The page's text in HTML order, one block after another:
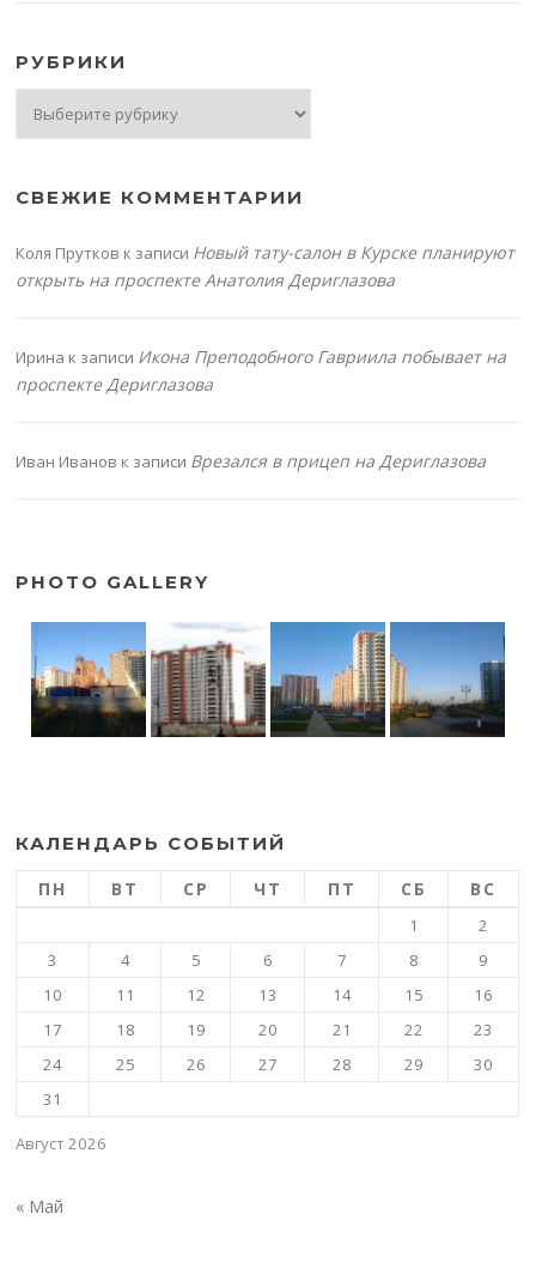
РУБРИКИ
СВЕЖИЕ КОММЕНТАРИИ
Коля Прутков к записи Новый тату-салон в Курске планируют
открыть на проспекте Анатолия Дериглазова
Ирина к записи Икона Преподобного Гавриила побывает на
проспекте Дериглазова
Иван Иванов к записи Врезался в прицеп на Дериглазова
PHOTO GALLERY
КАЛЕНДАРЬ СОБЫТИЙ
Август 2026
ПН ВТ СР ЧТ ПТ СБ ВС
1
2
3
4 5 6 7 8
9
10
11 12 13 14 15
16
17
18 19 20 21 22
23
24
25 26 27 28 29
30
31
« Май